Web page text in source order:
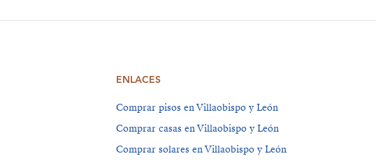
ENLACES
Comprar pisos en Villaobispo y León
Comprar casas en Villaobispo y León
Comprar solares en Villaobispo y León